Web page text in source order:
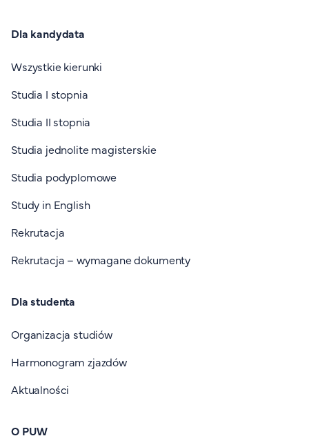
Dla kandydata
Wszystkie kierunki
Studia I stopnia
Studia II stopnia
Studia jednolite magisterskie
Studia podyplomowe
Study in English
Rekrutacja
Rekrutacja – wymagane dokumenty
Dla studenta
Organizacja studiów
Harmonogram zjazdów
Aktualności
O PUW